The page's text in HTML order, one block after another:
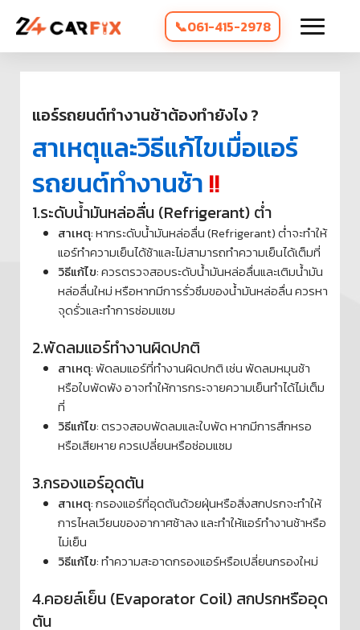
061-415-2978
แอร์รถยนต์ทำงานช้าต้องทำยังไง ?
สาเหตุและวิธีแก้ไขเมื่อแอร์
รถยนต์ทำงานช้า!!
1.ระดับน้ำมันหล่อลื่น (Refrigerant) ต่ำ
สาเหตุ: หากระดับน้ำมันหล่อลื่น (Refrigerant) ต่ำจะทำให้
แอร์ทำความเย็นได้ช้าและไม่สามารถทำความเย็นได้เต็มที่
วิธีแก้ไข: ควรตรวจสอบระดับน้ำมันหล่อลื่นและเติมน้ำมัน
หล่อลื่นใหม่ หรือหากมีการรั่วซึมของน้ำมันหล่อลื่น ควรหา
จุดรั่วและทำการซ่อมแซม
2.พัดลมแอร์ทำงานผิดปกติ
สาเหตุ: พัดลมแอร์ที่ทำงานผิดปกติ เช่น พัดลมหมุนช้า
หรือใบพัดพัง อาจทำให้การกระจายความเย็นทำได้ไม่เต็ม
ที่
วิธีแก้ไข: ตรวจสอบพัดลมและใบพัด หากมีการสึกหรอ
หรือเสียหาย ควรเปลี่ยนหรือซ่อมแซม
3.กรองแอร์อุดตัน
สาเหตุ: กรองแอร์ที่อุดตันด้วยฝุ่นหรือสิ่งสกปรกจะทำให้
การไหลเวียนของอากาศช้าลง และทำให้แอร์ทำงานช้าหรือ
ไม่เย็น
วิธีแก้ไข: ทำความสะอาดกรองแอร์หรือเปลี่ยนกรองใหม่
4.คอยล์เย็น (Evaporator Coil) สกปรกหรืออุด
ตัน